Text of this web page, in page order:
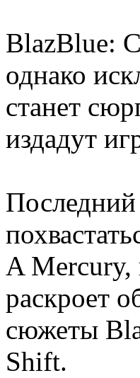
BlazBlue:
однако
станет
издадут
A Mercury,
раскроет
сюжеты
Shift.